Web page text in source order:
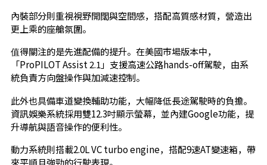
內裝部分則重視視野開闊與空間感，搭配高質感材質，營造出
更上乘的座艙氛圍。
值得關注的是先進配備的提升。在美國市場版本中，
「ProPILOT Assist 2.1」支援高速公路hands-off駕駛，由系
統負責方向盤操作與加減速控制。
此外也具備車道變換輔助功能，大幅降低長途駕駛時的負擔。
資訊娛樂系統採用雙12.3吋顯示螢幕，並內建Google功能，提
升導航與語音操作的便利性。
動力系統則搭載2.0L VC turbo engine，搭配9速AT變速箱，帶
來平順且強勁的行駛表現。